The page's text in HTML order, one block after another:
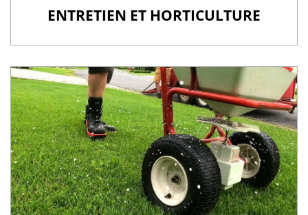
ENTRETIEN ET HORTICULTURE